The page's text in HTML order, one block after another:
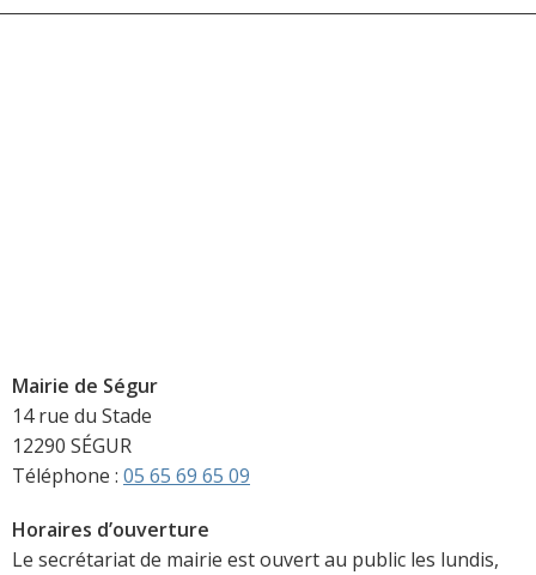
Mairie de Ségur
14 rue du Stade
12290 SÉGUR
Téléphone : 05 65 69 65 09
Horaires d’ouverture
Le secrétariat de mairie est ouvert au public les lundis,